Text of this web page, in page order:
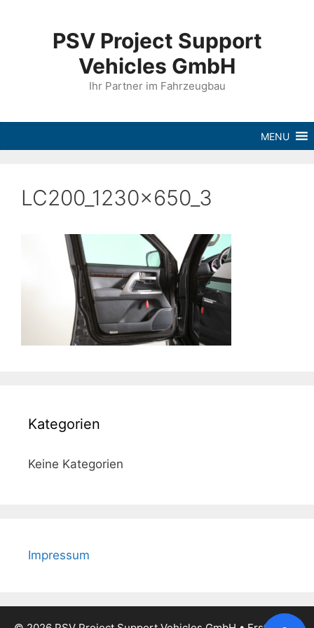
PSV Project Support
Vehicles GmbH
Ihr Partner im Fahrzeugbau
MENU
LC200_1230x650_3
Kategorien
Keine Kategorien
Impressum